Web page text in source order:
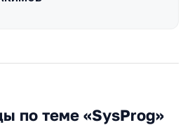
по теме «SysProg»